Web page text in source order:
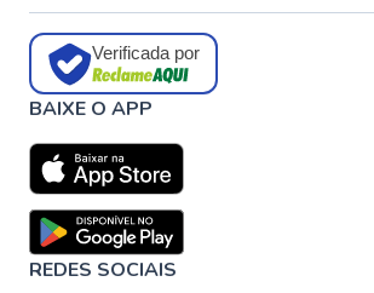
Verificada por
BAIXE O APP
REDES SOCIAIS